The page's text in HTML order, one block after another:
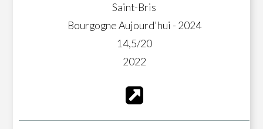
Saint-Bris
Bourgogne Aujourd'hui - 2024
14,5/20
2022